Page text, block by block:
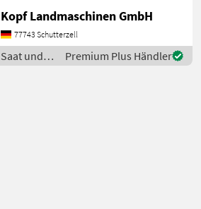
Nr. 13576) 4-reihig, 5-reihig,
6-reihig, und 7-reihig
möglich Elemente
Parallelogramm, jedes
Kopf Landmaschinen GmbH
77743 Schutterzell
Saat und
Pflege /
Premium Plus Händler